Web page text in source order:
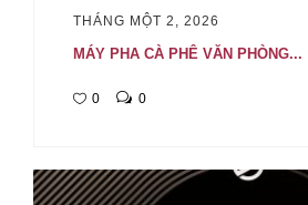
THÁNG MỘT 2, 2026
MÁY PHA CÀ PHÊ VĂN PHÒNG...
0 0